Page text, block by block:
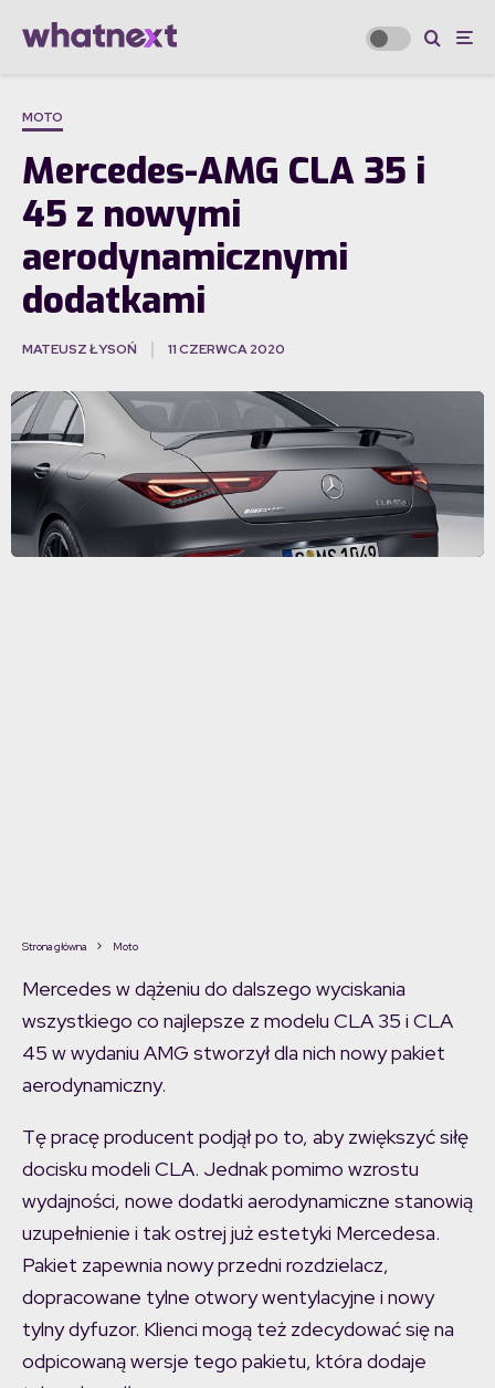
MOTO
Mercedes-AMG CLA 35 i
45 z nowymi
aerodynamicznymi
dodatkami
MATEUSZ ŁYSOŃ 11 CZERWCA 2020
Strona główna Moto
Mercedes w dążeniu do dalszego wyciskania
wszystkiego co najlepsze z modelu CLA 35 i CLA
45 w wydaniu AMG stworzył dla nich nowy pakiet
aerodynamiczny.
Tę pracę producent podjął po to, aby zwiększyć siłę
docisku modeli CLA. Jednak pomimo wzrostu
wydajności, nowe dodatki aerodynamiczne stanowią
uzupełnienie i tak ostrej już estetyki Mercedesa.
Pakiet zapewnia nowy przedni rozdzielacz,
dopracowane tylne otwory wentylacyjne i nowy
tylny dyfuzor. Klienci mogą też zdecydować się na
odpicowaną wersje tego pakietu, która dodaje